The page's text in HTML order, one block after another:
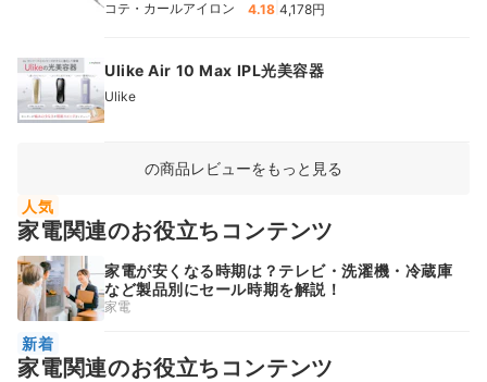
コテ・カールアイロン
4.18 4,178円
Ulike Air 10 Max IPL光美容器
Ulike
の商品レビューをもっと見る
人気
家電関連のお役立ちコンテンツ
家電が安くなる時期は？テレビ・洗濯機・冷蔵庫
など製品別にセール時期を解説！
家電
新着
家電関連のお役立ちコンテンツ